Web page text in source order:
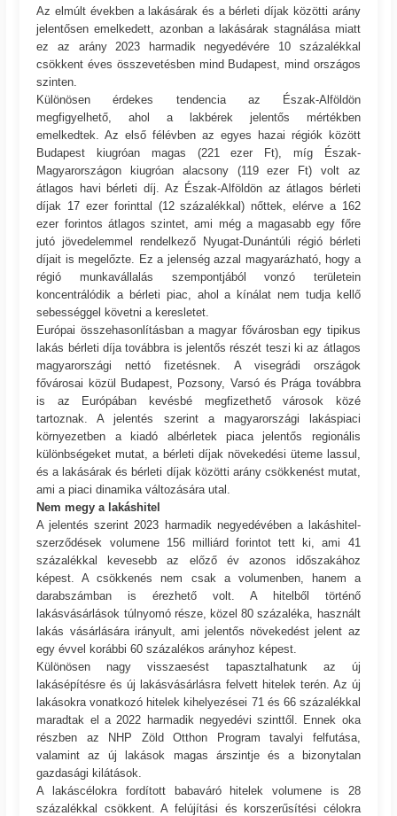
Az elmúlt években a lakásárak és a bérleti díjak közötti arány
jelentősen emelkedett, azonban a lakásárak stagnálása miatt
ez az arány 2023 harmadik negyedévére 10 százalékkal
csökkent éves összevetésben mind Budapest, mind országos
szinten.
Különösen érdekes tendencia az Észak-Alföldön
megfigyelhető, ahol a lakbérek jelentős mértékben
emelkedtek. Az első félévben az egyes hazai régiók között
Budapest kiugróan magas (221 ezer Ft), míg Észak-
Magyarországon kiugróan alacsony (119 ezer Ft) volt az
átlagos havi bérleti díj. Az Észak-Alföldön az átlagos bérleti
díjak 17 ezer forinttal (12 százalékkal) nőttek, elérve a 162
ezer forintos átlagos szintet, ami még a magasabb egy főre
jutó jövedelemmel rendelkező Nyugat-Dunántúli régió bérleti
díjait is megelőzte. Ez a jelenség azzal magyarázható, hogy a
régió munkavállalás szempontjából vonzó területein
koncentrálódik a bérleti piac, ahol a kínálat nem tudja kellő
sebességgel követni a keresletet.
Európai összehasonlításban a magyar fővárosban egy tipikus
lakás bérleti díja továbbra is jelentős részét teszi ki az átlagos
magyarországi nettó fizetésnek. A visegrádi országok
fővárosai közül Budapest, Pozsony, Varsó és Prága továbbra
is az Európában kevésbé megfizethető városok közé
tartoznak. A jelentés szerint a magyarországi lakáspiaci
környezetben a kiadó albérletek piaca jelentős regionális
különbségeket mutat, a bérleti díjak növekedési üteme lassul,
és a lakásárak és bérleti díjak közötti arány csökkenést mutat,
ami a piaci dinamika változására utal.
Nem megy a lakáshitel
A jelentés szerint 2023 harmadik negyedévében a lakáshitel-
szerződések volumene 156 milliárd forintot tett ki, ami 41
százalékkal kevesebb az előző év azonos időszakához
képest. A csökkenés nem csak a volumenben, hanem a
darabszámban is érezhető volt. A hitelből történő
lakásvásárlások túlnyomó része, közel 80 százaléka, használt
lakás vásárlására irányult, ami jelentős növekedést jelent az
egy évvel korábbi 60 százalékos arányhoz képest.
Különösen nagy visszaesést tapasztalhatunk az új
lakásépítésre és új lakásvásárlásra felvett hitelek terén. Az új
lakásokra vonatkozó hitelek kihelyezései 71 és 66 százalékkal
maradtak el a 2022 harmadik negyedévi szinttől. Ennek oka
részben az NHP Zöld Otthon Program tavalyi felfutása,
valamint az új lakások magas árszintje és a bizonytalan
gazdasági kilátások.
A lakáscélokra fordított babaváró hitelek volumene is 28
százalékkal csökkent. A felújítási és korszerűsítési célokra